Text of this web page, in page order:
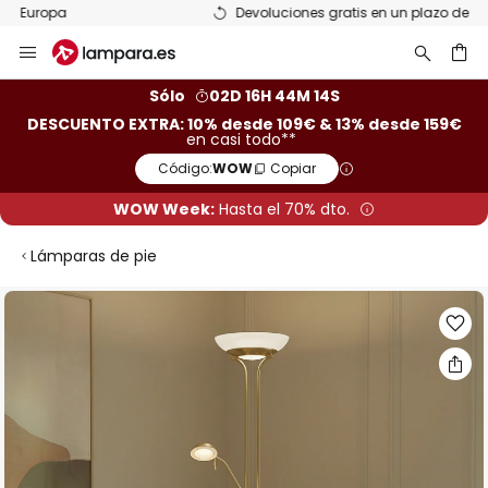
Devoluciones gratis en un plazo de 50 días
al
Sólo
02D 16H 44M 14S
DESCUENTO EXTRA: 10% desde 109€ & 13% desde 159€
en casi todo**
Código:WOW Copiar
WOW Week: Hasta el 70% dto.
Lámparas de pie
Saltar
la
galería